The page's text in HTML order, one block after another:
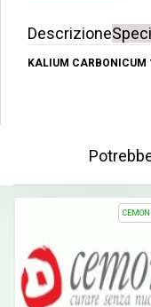
Descrizione
KALIUM
CEMON